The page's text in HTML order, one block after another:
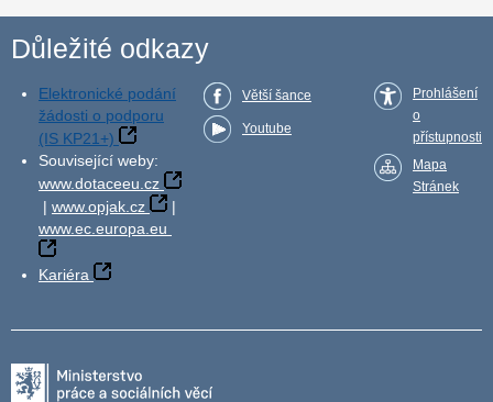
Důležité odkazy
Elektronické podání
žádosti o podporu
(IS KP21+)
Související weby:
www.dotaceeu.cz
| www.opjak.cz
|
www.ec.europa.eu
Kariéra
Větší šance
Youtube
Prohlášení
o
přístupnosti
Mapa
Stránek